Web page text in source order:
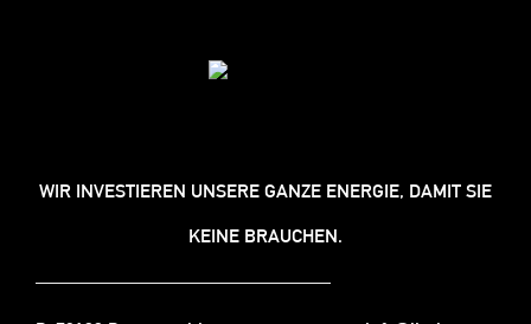
WIR INVESTIEREN UNSERE GANZE ENERGIE, DAMIT SIE
KEINE BRAUCHEN.